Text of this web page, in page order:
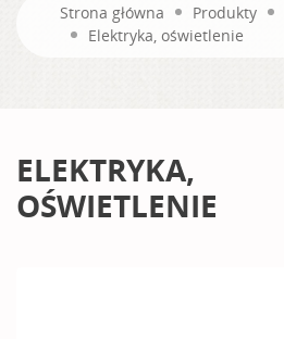
Strona główna Produkty
Elektryka, oświetlenie
ELEKTRYKA,
OŚWIETLENIE